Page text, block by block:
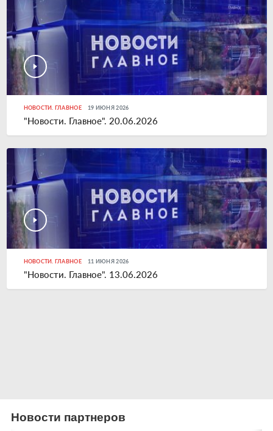
НОВОСТИ. ГЛАВНОЕ 19 ИЮНЯ 2026
"Новости. Главное". 20.06.2026
НОВОСТИ. ГЛАВНОЕ 11 ИЮНЯ 2026
"Новости. Главное". 13.06.2026
Новости партнеров